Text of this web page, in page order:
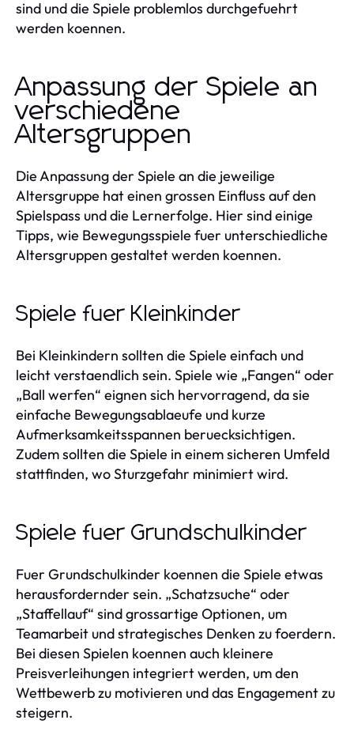
sind und die Spiele problemlos durchgefuehrt
werden koennen.
Anpassung der Spiele an
verschiedene
Altersgruppen
Die Anpassung der Spiele an die jeweilige
Altersgruppe hat einen grossen Einfluss auf den
Spielspass und die Lernerfolge. Hier sind einige
Tipps, wie Bewegungsspiele fuer unterschiedliche
Altersgruppen gestaltet werden koennen.
Spiele fuer Kleinkinder
Bei Kleinkindern sollten die Spiele einfach und
leicht verstaendlich sein. Spiele wie „Fangen“ oder
„Ball werfen“ eignen sich hervorragend, da sie
einfache Bewegungsablaeufe und kurze
Aufmerksamkeitsspannen beruecksichtigen.
Zudem sollten die Spiele in einem sicheren Umfeld
stattfinden, wo Sturzgefahr minimiert wird.
Spiele fuer Grundschulkinder
Fuer Grundschulkinder koennen die Spiele etwas
herausfordernder sein. „Schatzsuche“ oder
„Staffellauf“ sind grossartige Optionen, um
Teamarbeit und strategisches Denken zu foerdern.
Bei diesen Spielen koennen auch kleinere
Preisverleihungen integriert werden, um den
Wettbewerb zu motivieren und das Engagement zu
steigern.